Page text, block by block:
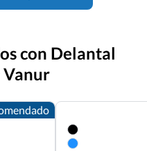
con Delantal